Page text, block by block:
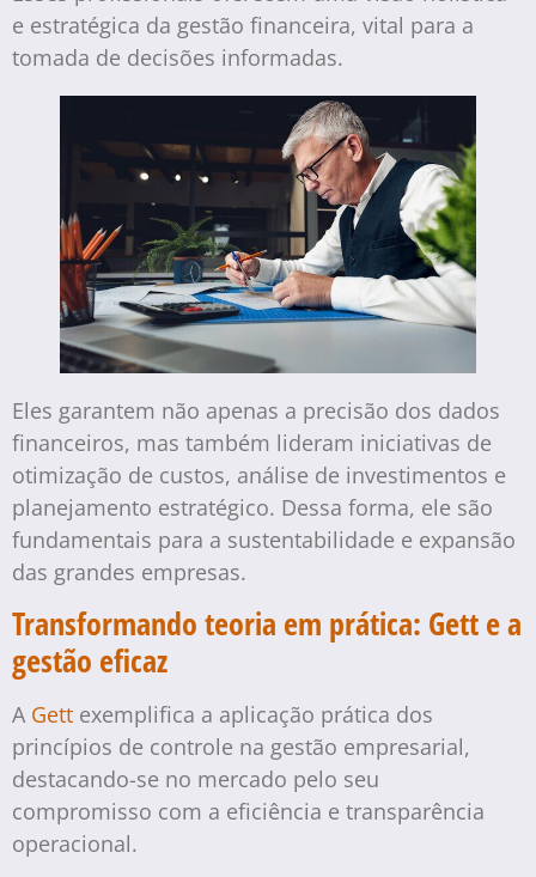
e estratégica da gestão financeira, vital para a
tomada de decisões informadas.
Eles garantem não apenas a precisão dos dados
financeiros, mas também lideram iniciativas de
otimização de custos, análise de investimentos e
planejamento estratégico. Dessa forma, ele são
fundamentais para a sustentabilidade e expansão
das grandes empresas.
Transformando teoria em prática: Gett e a
gestão eficaz
A Gett exemplifica a aplicação prática dos
princípios de controle na gestão empresarial,
destacando-se no mercado pelo seu
compromisso com a eficiência e transparência
operacional.